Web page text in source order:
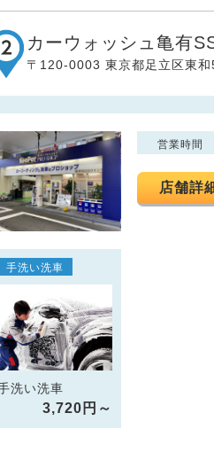
カーウォッシュ亀有
〒120-0003 東京都足立区東
営業時間
店舗詳
手洗い洗車
洗い洗車
3,720円～